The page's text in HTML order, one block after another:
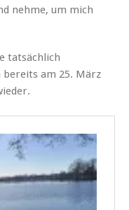
nehme, um mich
tatsächlich
am 25. März